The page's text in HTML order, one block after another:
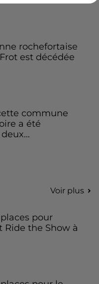
rochefortaise
est décédée
commune
a été
Voir plus
pour
Ride the Show à